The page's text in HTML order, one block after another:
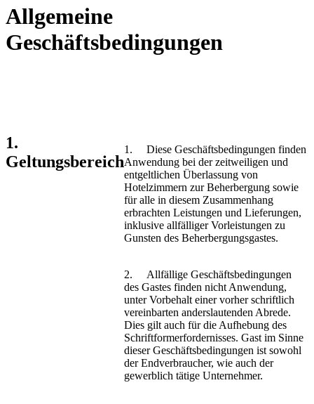
Allgemeine
Geschäftsbedingungen
1.
Geltungsbereich
1. Diese Geschäftsbedingungen finden
Anwendung bei der zeitweiligen und
entgeltlichen Überlassung von
Hotelzimmern zur Beherbergung sowie
für alle in diesem Zusammenhang
erbrachten Leistungen und Lieferungen,
inklusive allfälliger Vorleistungen zu
Gunsten des Beherbergungsgastes.
2. Allfällige Geschäftsbedingungen
des Gastes finden nicht Anwendung,
unter Vorbehalt einer vorher schriftlich
vereinbarten anderslautenden Abrede.
Dies gilt auch für die Aufhebung des
Schriftformerfordernisses. Gast im Sinne
dieser Geschäftsbedingungen ist sowohl
der Endverbraucher, wie auch der
gewerblich tätige Unternehmer.